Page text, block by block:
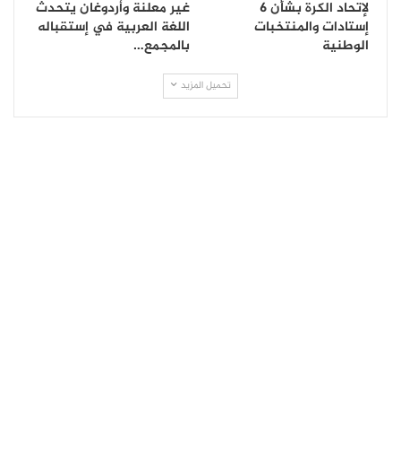
لإتحاد الكرة بشأن 6
إستادات والمنتخبات
الوطنية
غير معلنة وأردوغان يتحدث
اللغة العربية في إستقباله
بالمجمع…
تحميل المزيد